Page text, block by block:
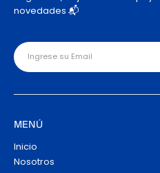
novedades 📬
MENÚ
Inicio
Nosotros